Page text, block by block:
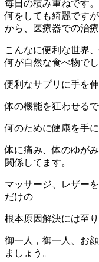
毎日の積み重ねです
何をしても綺麗です
から、医療器での治療
こんなに便利な世界
何が自然な食べ物でし
便利なサプリに手を
体の機能を狂わせるで
何のために健康を手
体に痛み、体のゆが
関係してます。
マッサージ、レザー
だけの
根本原因解決には至り
御一人，御一人、お
ましょう。